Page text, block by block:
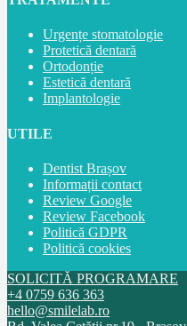
Urgențe stomatologie
Protetică dentară
Ortodonție
Estetică dentară
Implantologie
UTILE
Dentist Brașov
Informații contact
Review Google
Review Facebook
Politică GDPR
Politică cookies
SOLICITĂ PROGRAMARE
+4 0759 636 363
hello@smilelab.ro